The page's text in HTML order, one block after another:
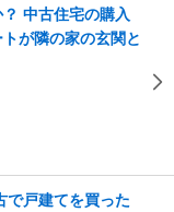
中古住宅の購入
が隣の家の玄関と
で戸建てを買った